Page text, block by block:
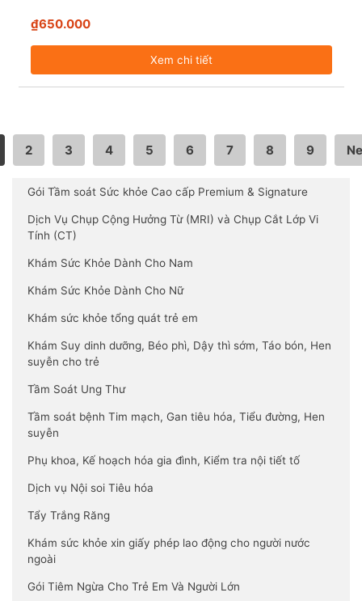
₫650.000
Xem chi tiết
2 3 4 5 6 7 8 9
Gói Tầm soát Sức khỏe Cao cấp Premium & Signature
Dịch Vụ Chụp Cộng Hưởng Từ (MRI) và Chụp Cắt Lớp Vi
Tính (CT)
Khám Sức Khỏe Dành Cho Nam
Khám Sức Khỏe Dành Cho Nữ
Khám sức khỏe tổng quát trẻ em
Khám Suy dinh dưỡng, Béo phì, Dậy thì sớm, Táo bón, Hen
suyễn cho trẻ
Tầm Soát Ung Thư
Tầm soát bệnh Tim mạch, Gan tiêu hóa, Tiểu đường, Hen
suyễn
Phụ khoa, Kế hoạch hóa gia đình, Kiểm tra nội tiết tố
Dịch vụ Nội soi Tiêu hóa
Tẩy Trắng Răng
Khám sức khỏe xin giấy phép lao động cho người nước
ngoài
Gói Tiêm Ngừa Cho Trẻ Em Và Người Lớn